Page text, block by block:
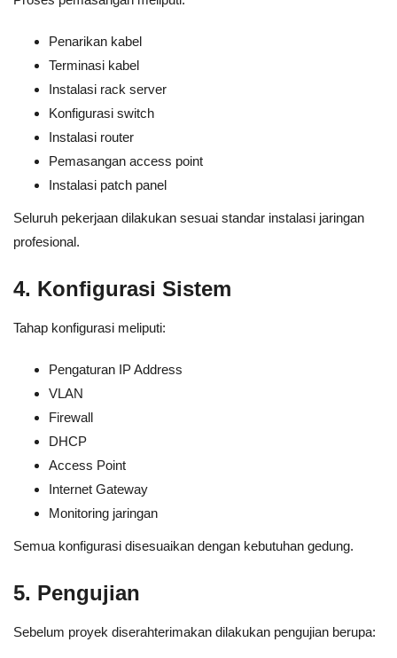
Penarikan kabel
Terminasi kabel
Instalasi rack server
Konfigurasi switch
Instalasi router
Pemasangan access point
Instalasi patch panel
Seluruh pekerjaan dilakukan sesuai standar instalasi jaringan
profesional.
4. Konfigurasi Sistem
Tahap konfigurasi meliputi:
Pengaturan IP Address
VLAN
Firewall
DHCP
Access Point
Internet Gateway
Monitoring jaringan
Semua konfigurasi disesuaikan dengan kebutuhan gedung.
5. Pengujian
Sebelum proyek diserahterimakan dilakukan pengujian berupa: